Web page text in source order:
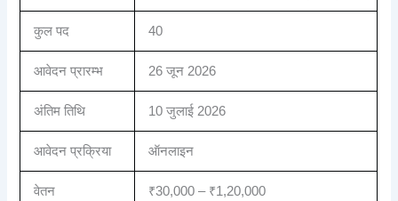
कुल पद 40
आवेदन प्रारम्भ 26 जून 2026
अंतिम तिथि 10 जुलाई 2026
आवेदन प्रक्रिया ऑनलाइन
वेतन ₹30,000 – ₹1,20,000